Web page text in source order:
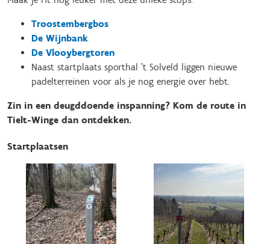
Troostembergbos
De Wijnbank
De Vlooybergtoren
Naast startplaats sporthal ’t Solveld liggen nieuwe
padelterreinen voor als je nog energie over hebt.
Zin in een deugddoende inspanning? Kom de route in
Tielt-Winge dan ontdekken.
Startplaatsen